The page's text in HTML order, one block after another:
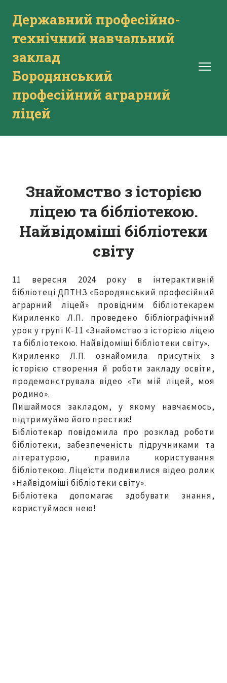
Державний професійно-
технічний навчальний
заклад
Бородянський
професійний аграрний
ліцей
Знайомство з історією
ліцею та бібліотекою.
Найвідоміші бібліотеки
світу
11 вересня 2024 року в інтерактивній
бібліотеці ДПТНЗ «Бородянський професійний
аграрний ліцей» провідним бібліотекарем
Кириленко Л.П. проведено бібліографічний
урок у групі К-11 «Знайомство з історією ліцею
та бібліотекою. Найвідоміші бібліотеки світу».
Кириленко Л.П. ознайомила присутніх з
історією створення й роботи закладу освіти,
продемонструвала відео «Ти мій ліцей, моя
родино».
Пишаймося закладом, у якому навчаємось,
підтримуймо його престиж!
Бібліотекар повідомила про розклад роботи
бібліотеки, забезпеченість підручниками та
літературою, правила користування
бібліотекою. Ліцеїсти подивилися відео ролик
«Найвідоміші бібліотеки світу».
Бібліотека допомагає здобувати знання,
користуймося нею!